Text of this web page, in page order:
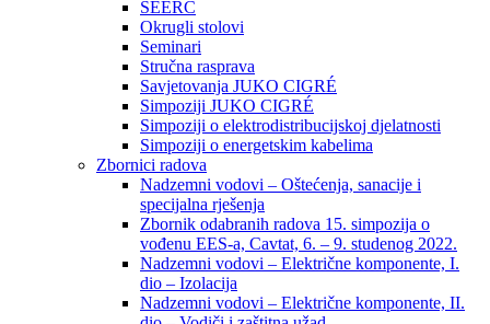
SEERC
Okrugli stolovi
Seminari​
Stručna rasprava​
Savjetovanja JUKO CIGRÉ
Simpoziji JUKO CIGRÉ
Simpoziji o elektrodistribucijskoj djelatnosti
Simpoziji o energetskim kabelima
Zbornici radova
Nadzemni vodovi – Oštećenja, sanacije i
specijalna rješenja
Zbornik odabranih radova 15. simpozija o
vođenu EES-a, Cavtat, 6. – 9. studenog 2022.
Nadzemni vodovi – Električne komponente, I.
dio – Izolacija
Nadzemni vodovi – Električne komponente, II.